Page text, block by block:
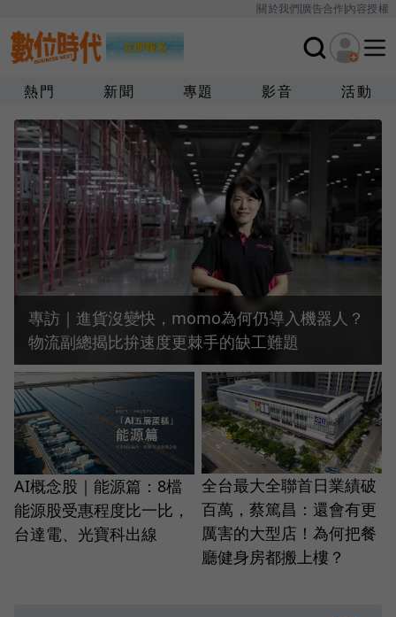
關於我們廣告合作內容授權
熱門 新聞 專題 影音 活動
專訪｜進貨沒變快，momo為何仍導入機器人？
物流副總揭比拚速度更棘手的缺工難題
AI概念股｜能源篇：8檔
能源股受惠程度比一比，
台達電、光寶科出線
全台最大全聯首日業績破
百萬，蔡篤昌：還會有更
厲害的大型店！為何把餐
廳健身房都搬上樓？